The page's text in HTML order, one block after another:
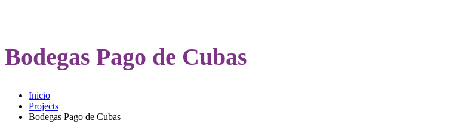
Bodegas Pago de Cubas
Inicio
Projects
Bodegas Pago de Cubas